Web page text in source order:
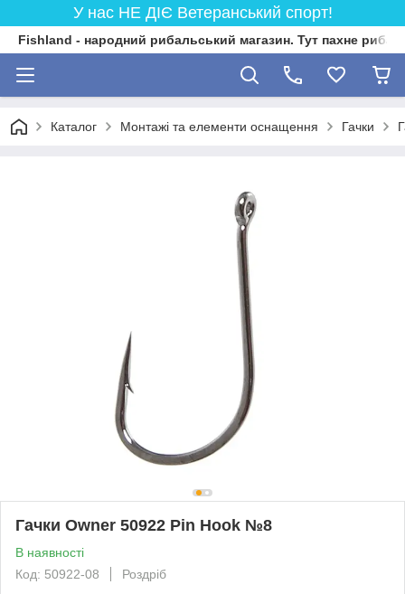
У нас НЕ ДІЄ Ветеранський спорт!
Fishland - народний рибальський магазин. Тут пахне
Каталог Монтажі та елементи оснащення Гачки
Гачки Owner 50922 Pin Hook №8
В наявності
Код: 50922-08
Роздріб